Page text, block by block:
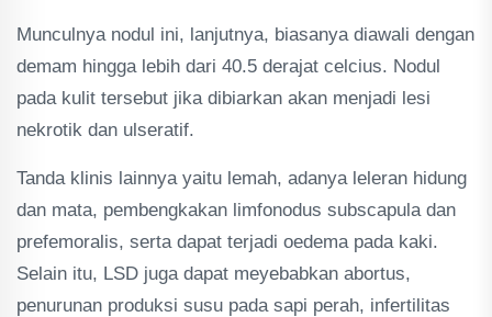
Munculnya nodul ini, lanjutnya, biasanya diawali dengan
demam hingga lebih dari 40.5 derajat celcius. Nodul
pada kulit tersebut jika dibiarkan akan menjadi lesi
nekrotik dan ulseratif.
Tanda klinis lainnya yaitu lemah, adanya leleran hidung
dan mata, pembengkakan limfonodus subscapula dan
prefemoralis, serta dapat terjadi oedema pada kaki.
Selain itu, LSD juga dapat meyebabkan abortus,
penurunan produksi susu pada sapi perah, infertilitas